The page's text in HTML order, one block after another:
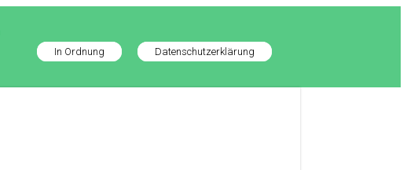
In Ordnung Datenschutzerklärung